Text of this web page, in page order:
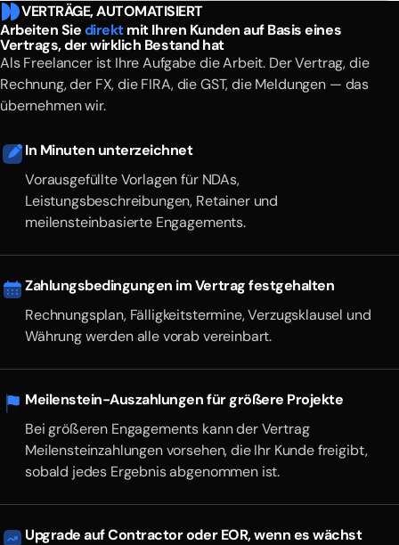
VERTRÄGE, AUTOMATISIERT
Arbeiten Siedirektmit Ihren Kunden auf Basis eines
Vertrags, der wirklich Bestand hat
Als Freelancer ist Ihre Aufgabe die Arbeit. Der Vertrag, die
Rechnung, der FX, die FIRA, die GST, die Meldungen — das
übernehmen wir.
In Minuten unterzeichnet
Vorausgefüllte Vorlagen für NDAs,
Leistungsbeschreibungen, Retainer und
meilensteinbasierte Engagements.
Zahlungsbedingungen im Vertrag festgehalten
Rechnungsplan, Fälligkeitstermine, Verzugsklausel und
Währung werden alle vorab vereinbart.
Meilenstein-Auszahlungen für größere Projekte
Bei größeren Engagements kann der Vertrag
Meilensteinzahlungen vorsehen, die Ihr Kunde freigibt,
sobald jedes Ergebnis abgenommen ist.
Upgrade auf Contractor oder EOR, wenn es wächst